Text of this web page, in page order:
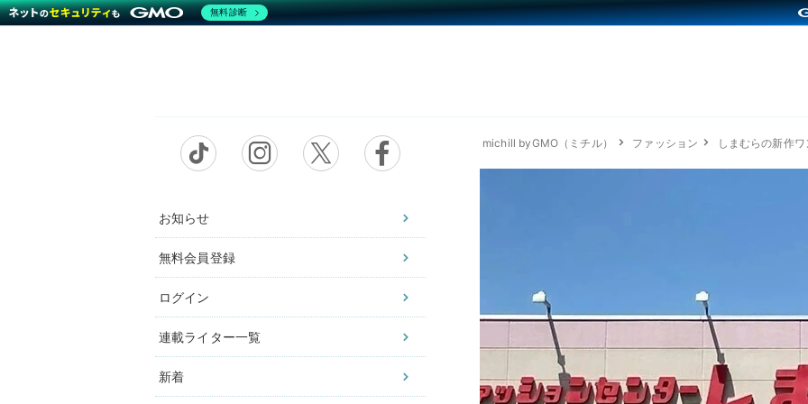
お知らせ
無料会員登録
ログイン
連載ライター一覧
新着
michill byGMO（ミチル） ファッション しまむらの新作
無料診断